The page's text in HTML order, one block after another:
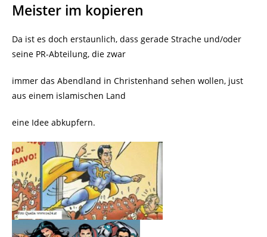
Meister im kopieren
Da ist es doch erstaunlich, dass gerade Strache und/oder
seine PR-Abteilung, die zwar
immer das Abendland in Christenhand sehen wollen, just
aus einem islamischen Land
eine Idee abkupfern.